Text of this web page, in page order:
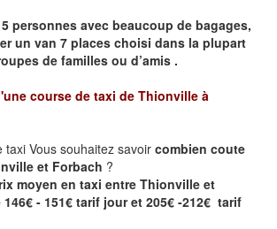
personnes avec beaucoup de bagages,
un van 7 places choisi dans la plupart
de familles ou d’amis .
course de taxi de Thionville à
taxi Vous souhaitez savoir combien coute
et Forbach ?
moyen en taxi entre Thionville et
- 151€ tarif jour et 205€ -212€ tarif